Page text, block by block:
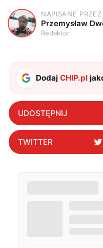
P
NAPISANE PRZEZ
Przemysław
Redaktor
DodajCHIP.pl
UDOSTĘPNIJ
TWITTER